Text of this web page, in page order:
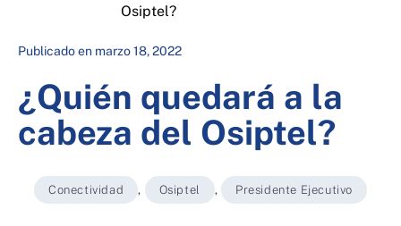
Osiptel?
Publicado en marzo 18, 2022
¿Quién quedará a la
cabeza del Osiptel?
Conectividad , Osiptel , Presidente Ejecutivo